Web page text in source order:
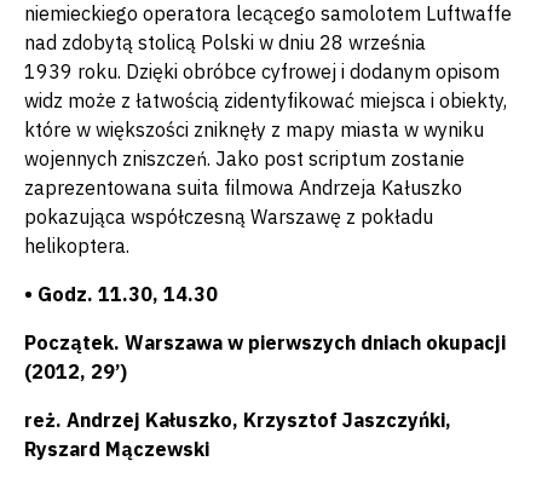
niemieckiego operatora lecącego samolotem Luftwaffe
nad zdobytą stolicą Polski w dniu 28 września
1939 roku. Dzięki obróbce cyfrowej i dodanym opisom
widz może z łatwością zidentyfikować miejsca i obiekty,
które w większości zniknęły z mapy miasta w wyniku
wojennych zniszczeń. Jako post scriptum zostanie
zaprezentowana suita filmowa Andrzeja Kałuszko
pokazująca współczesną Warszawę z pokładu
helikoptera.
• Godz. 11.30, 14.30
Początek. Warszawa w pierwszych dniach okupacji
(2012, 29’)
reż. Andrzej Kałuszko, Krzysztof Jaszczyńki,
Ryszard Mączewski